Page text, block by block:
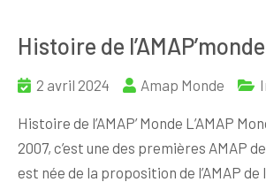
Histoire de l’AMAP’monde
2 avril 2024 Amap Monde
Histoire de l’AMAP’ Monde L’AMAP
2007, c’est une des premières AMAP
est née de la proposition de l’AMAP